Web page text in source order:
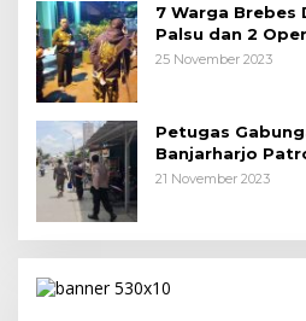
7 Warga Brebes
Palsu dan 2
25 November 2023
Petugas
Banjarharjo
21 November 2023